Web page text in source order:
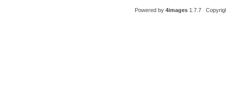
Powered by 4images1.7.7